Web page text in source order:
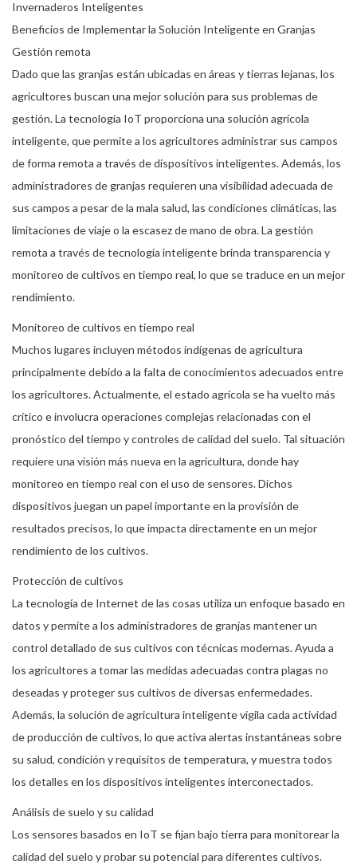
Invernaderos Inteligentes
Beneficios de Implementar la Solución Inteligente en Granjas
Gestión remota
Dado que las granjas están ubicadas en áreas y tierras lejanas, los
agricultores buscan una mejor solución para sus problemas de
gestión. La tecnología IoT proporciona una solución agrícola
inteligente, que permite a los agricultores administrar sus campos
de forma remota a través de dispositivos inteligentes. Además, los
administradores de granjas requieren una visibilidad adecuada de
sus campos a pesar de la mala salud, las condiciones climáticas, las
limitaciones de viaje o la escasez de mano de obra. La gestión
remota a través de tecnología inteligente brinda transparencia y
monitoreo de cultivos en tiempo real, lo que se traduce en un mejor
rendimiento.
Monitoreo de cultivos en tiempo real
Muchos lugares incluyen métodos indígenas de agricultura
principalmente debido a la falta de conocimientos adecuados entre
los agricultores. Actualmente, el estado agrícola se ha vuelto más
crítico e involucra operaciones complejas relacionadas con el
pronóstico del tiempo y controles de calidad del suelo. Tal situación
requiere una visión más nueva en la agricultura, donde hay
monitoreo en tiempo real con el uso de sensores. Dichos
dispositivos juegan un papel importante en la provisión de
resultados precisos, lo que impacta directamente en un mejor
rendimiento de los cultivos.
Protección de cultivos
La tecnología de Internet de las cosas utiliza un enfoque basado en
datos y permite a los administradores de granjas mantener un
control detallado de sus cultivos con técnicas modernas. Ayuda a
los agricultores a tomar las medidas adecuadas contra plagas no
deseadas y proteger sus cultivos de diversas enfermedades.
Además, la solución de agricultura inteligente vigila cada actividad
de producción de cultivos, lo que activa alertas instantáneas sobre
su salud, condición y requisitos de temperatura, y muestra todos
los detalles en los dispositivos inteligentes interconectados.
Análisis de suelo y su calidad
Los sensores basados ​​en IoT se fijan bajo tierra para monitorear la
calidad del suelo y probar su potencial para diferentes cultivos.